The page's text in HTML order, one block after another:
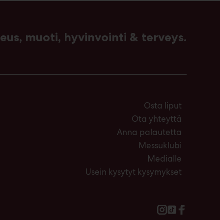
muoti, hyvinvointi & terveys.
Osta liput
Ota yhteyttä
Anna palautetta
Messuklubi
Medialle
Usein kysytyt kysymykset